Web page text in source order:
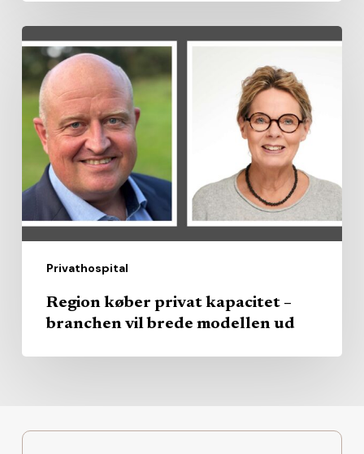
Privathospital
Region
køber
privat
kapacitet
branchen
brede
modellen
Region køber privat kapacitet –
branchen vil brede modellen ud